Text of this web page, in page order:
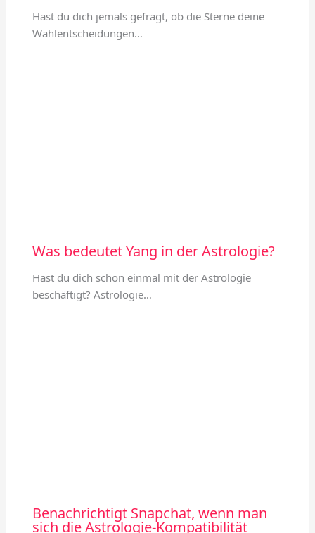
Hast du dich jemals gefragt, ob die Sterne deine
Wahlentscheidungen…
Was bedeutet Yang in der Astrologie?
Hast du dich schon einmal mit der Astrologie
beschäftigt? Astrologie…
Benachrichtigt Snapchat, wenn man
sich die Astrologie-Kompatibilität